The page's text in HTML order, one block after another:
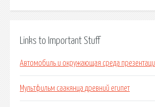
Links to Important Stuff
Автомобиль и окружающая среда
Мультфильм саакянца древний египет